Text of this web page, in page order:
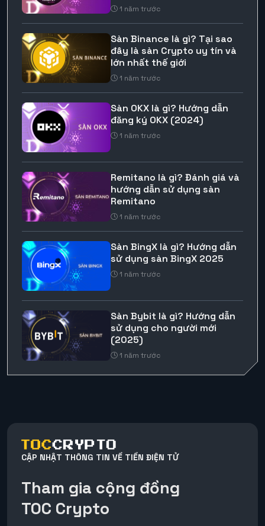
1 năm trước
Sàn Binance là gì? Tại sao
đây là sàn Crypto uy tín và
lớn nhất thế giới
1 năm trước
Sàn OKX là gì? Hướng dẫn
đăng ký OKX (2024)
1 năm trước
Remitano là gì? Đánh giá và
hướng dẫn sử dụng sàn
Remitano
1 năm trước
Sàn BingX là gì? Hướng dẫn
sử dụng sàn BingX 2025
1 năm trước
Sàn Bybit là gì? Hướng dẫn
sử dụng cho người mới
(2025)
1 năm trước
CẬP NHẬT THÔNG TIN VỀ TIỀN ĐIỆN TỬ
Tham gia cộng đồng
TOC Crypto